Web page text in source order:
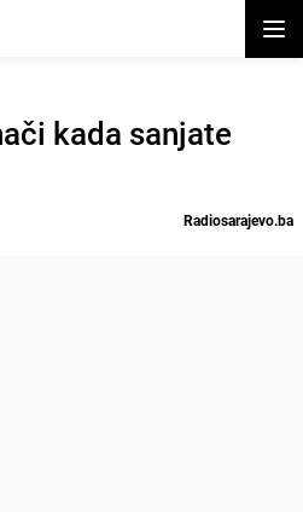
kada sanjate
Radiosarajevo.ba